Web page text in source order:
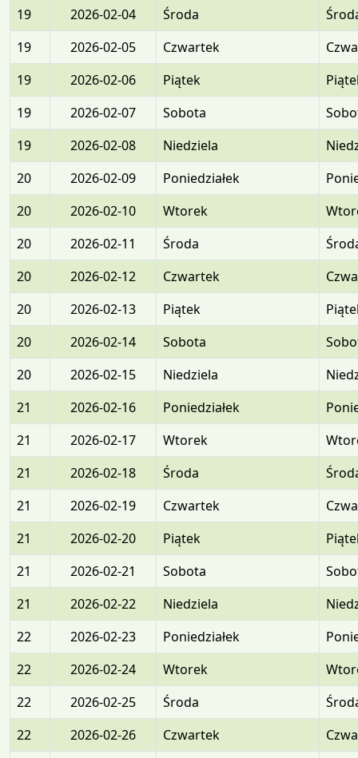
19 2026-02-04 Środa
19
2026-02-05 Czwartek
19
2026-02-06 Piątek
19
2026-02-07 Sobota
19
2026-02-08 Niedziela
20
2026-02-09 Poniedziałek
20
2026-02-10 Wtorek
20
2026-02-11 Środa
20
2026-02-12 Czwartek
20
2026-02-13 Piątek
20
2026-02-14 Sobota
20
2026-02-15 Niedziela
21
2026-02-16 Poniedziałek
21
2026-02-17 Wtorek
21
2026-02-18 Środa
21
2026-02-19 Czwartek
21
2026-02-20 Piątek
21
2026-02-21 Sobota
21
2026-02-22 Niedziela
22
2026-02-23 Poniedziałek
22
2026-02-24 Wtorek
22
2026-02-25 Środa
22
2026-02-26 Czwartek